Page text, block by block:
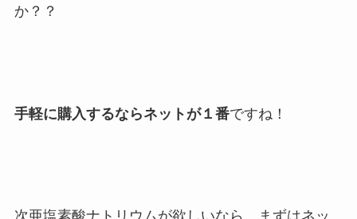
か？？
手軽に購入するならネットが１番ですね！